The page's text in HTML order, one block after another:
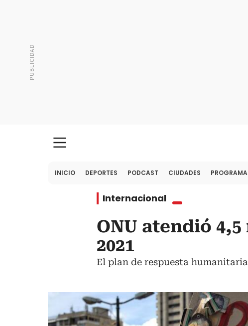
INICIO DEPORTES PODCAST CIUDADES
Internacional
ONU atendió
2021
El plan de respuesta